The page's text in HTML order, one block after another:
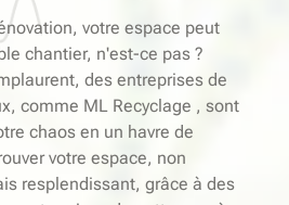
votre espace peut
chantier, n'est-ce pas ?
des entreprises de
comme ML Recyclage , sont
chaos en un havre de
votre espace, non
resplendissant, grâce à des